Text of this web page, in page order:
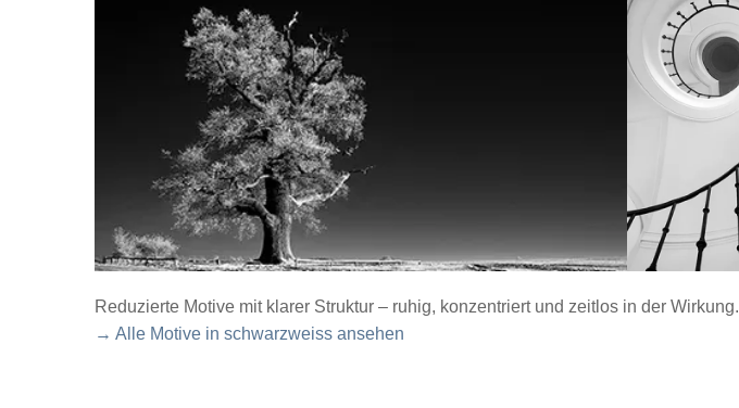
Reduzierte Motive mit klarer Struktur – ruhig, konzentriert und zeitlos in der Wirkung.
→ Alle Motive in schwarzweiss ansehen